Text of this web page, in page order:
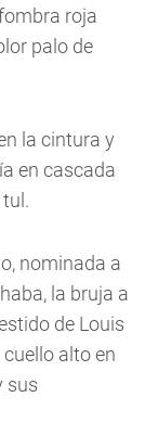
roja
palo de
la cintura y
en cascada
nominada a
la bruja a
de Louis
alto en
sus